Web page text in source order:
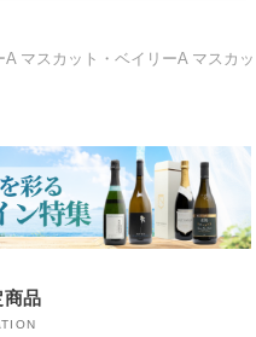
マスカット・ベイリーA マスカッ
品